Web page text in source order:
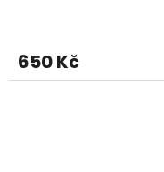
650 Kč